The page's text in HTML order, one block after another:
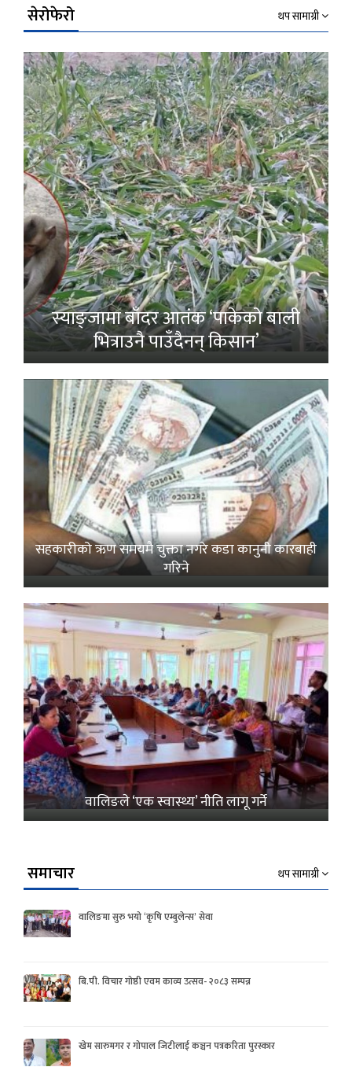
सेरोफेरो थप सामाग्री
स्याङ्जामा बाँदर आतंक ‘पाकेको बाली
भित्राउनै पाउँदैनन् किसान’
सहकारीको ऋण समयमै चुक्ता नगरे कडा कानुनी कारबाही
गरिने
वालिङले ‘एक स्वास्थ्य’ नीति लागू गर्ने
समाचार थप सामाग्री
वालिङमा सुरु भयो ‘कृषि एम्बुलेन्स’ सेवा
बि.पी. विचार गोष्ठी एवम काव्य उत्सव- २०८३ सम्पन्न
खेम सारुमगर र गोपाल जिटीलाई कञ्चन पत्रकरिता पुरस्कार